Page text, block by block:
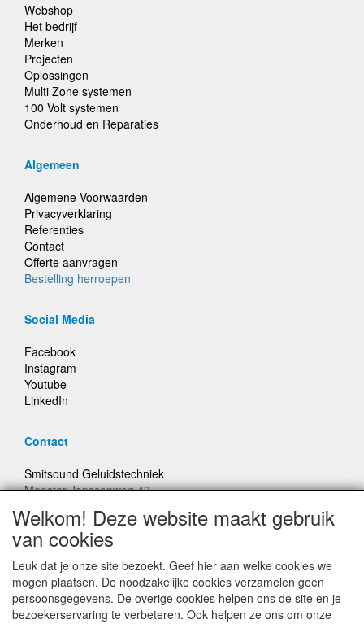
Webshop
Het bedrijf
Merken
Projecten
Oplossingen
Multi Zone systemen
100 Volt systemen
Onderhoud en Reparaties
Algemeen
Algemene Voorwaarden
Privacyverklaring
Referenties
Contact
Offerte aanvragen
Bestelling herroepen
Social Media
Facebook
Instagram
Youtube
LinkedIn
Contact
Smitsound Geluidstechniek
Meester Janssenweg 43
E-mail: info@smitsound.nl
Telefoon: +31-(0)6-22256322
Bestellingen binnen Nederland, ongeacht gewicht, verstuurd
voor € 6,95
Welkom! Deze website maakt gebruik
van cookies
Leuk dat je onze site bezoekt. Geef hier aan welke cookies we
mogen plaatsen. De noodzakelijke cookies verzamelen geen
persoonsgegevens. De overige cookies helpen ons de site en je
bezoekerservaring te verbeteren. Ook helpen ze ons om onze